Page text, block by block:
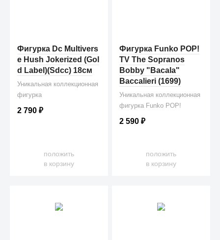
Фигурка Dc Multivers
e Hush Jokerized (Gol
d Label)(Sdcc) 18см
Уникальная коллекционная
фигурка
2 790₽
положить
в корзину
Фигурка Funko POP!
TV The Sopranos
Bobby "Bacala"
Baccalieri (1699)
Уникальная коллекционная
фигурка Funko POP!
2 590₽
положить
в корзину